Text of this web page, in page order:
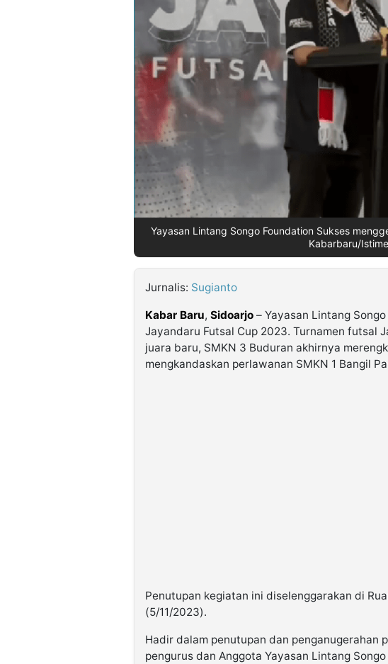
Yayasan Lintang Songo Foundation Sukses
Kabarbaru/
Jurnalis: Sugianto
Kabar Baru, Sidoarjo – Yayasan Lintang
Jayandaru Futsal Cup 2023. Turnamen futsal
juara baru, SMKN 3 Buduran akhirnya
mengkandaskan perlawanan SMKN 1 Bangil
Penutupan kegiatan ini diselenggarakan di
(5/11/2023).
Hadir dalam penutupan dan penganugerahan
pengurus dan Anggota Yayasan Lintang